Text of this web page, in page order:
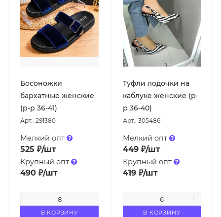
Босоножки
бархатные женские
(р-р 36-41)
Арт.: 291380
Мелкий опт
525 ₽/шт
Крупный опт
490 ₽/шт
В КОРЗИНУ
Туфли лодочки на
каблуке женские (р-
р 36-40)
Арт.: 305486
Мелкий опт
449₽/шт
Крупный опт
419₽/шт
В КОРЗИНУ